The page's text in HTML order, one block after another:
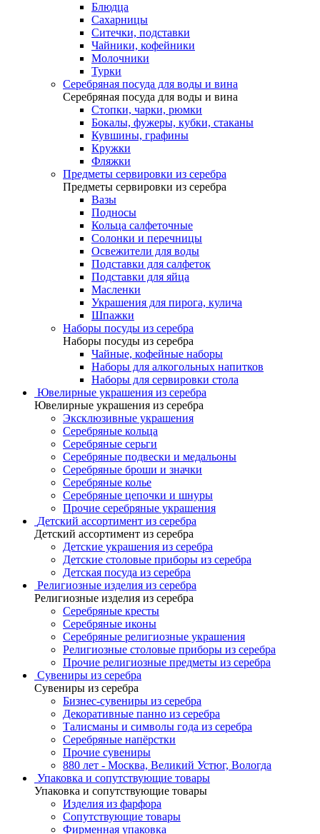
Блюдца
Сахарницы
Ситечки, подставки
Чайники, кофейники
Молочники
Турки
Серебряная посуда для воды и вина
Серебряная посуда для воды и вина
Стопки, чарки, рюмки
Бокалы, фужеры, кубки, стаканы
Кувшины, графины
Кружки
Фляжки
Предметы сервировки из серебра
Предметы сервировки из серебра
Вазы
Подносы
Кольца салфеточные
Солонки и перечницы
Освежители для воды
Подставки для салфеток
Подставки для яйца
Масленки
Украшения для пирога, кулича
Шпажки
Наборы посуды из серебра
Наборы посуды из серебра
Чайные, кофейные наборы
Наборы для алкогольных напитков
Наборы для сервировки стола
Ювелирные украшения из серебра
Ювелирные украшения из серебра
Эксклюзивные украшения
Серебряные кольца
Серебряные серьги
Серебряные подвески и медальоны
Серебряные броши и значки
Серебряные колье
Серебряные цепочки и шнуры
Прочие серебряные украшения
Детский ассортимент из серебра
Детский ассортимент из серебра
Детские украшения из серебра
Детские столовые приборы из серебра
Детская посуда из серебра
Религиозные изделия из серебра
Религиозные изделия из серебра
Серебряные кресты
Серебряные иконы
Серебряные религиозные украшения
Религиозные столовые приборы из серебра
Прочие религиозные предметы из серебра
Сувениры из серебра
Сувениры из серебра
Бизнес-сувениры из серебра
Декоративные панно из серебра
Талисманы и символы года из серебра
Серебряные напёрстки
Прочие сувениры
880 лет - Москва, Великий Устюг, Вологда
Упаковка и сопутствующие товары
Упаковка и сопутствующие товары
Изделия из фарфора
Сопутствующие товары
Фирменная упаковка